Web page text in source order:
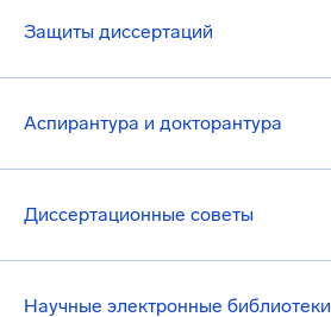
Защиты диссертаций
Аспирантура и докторантура
Диссертационные советы
Научные электронные библиотеки